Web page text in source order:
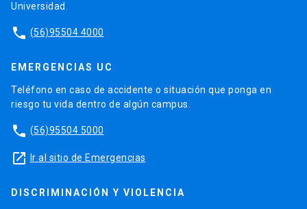
Universidad.
phone (56)95504 4000
EMERGENCIAS UC
Teléfono en caso de accidente o situación que ponga en
riesgo tu vida dentro de algún campus.
phone (56)95504 5000
launch Ir al sitio de Emergencias
DISCRIMINACIÓN Y VIOLENCIA